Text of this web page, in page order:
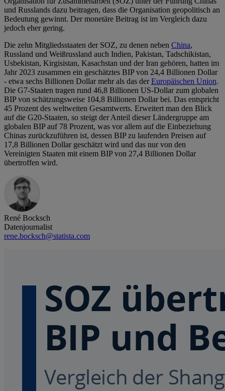
und Russlands dazu beitragen, dass die Organisation geopolitisch an
Bedeutung gewinnt. Der monetäre Beitrag ist im Vergleich dazu
jedoch eher gering.
Die zehn Mitgliedsstaaten der SOZ, zu denen neben China,
Russland und Weißrussland auch Indien, Pakistan, Tadschikistan,
Usbekistan, Kirgisistan, Kasachstan und der Iran gehören, hatten im
Jahr 2023 zusammen ein geschätztes BIP von 24,4 Billionen Dollar
- etwa sechs Billionen Dollar mehr als das derEuropäischen Union.
Die G7-Staaten tragen rund 46,8 Billionen US-Dollar zum globalen
BIP von schätzungsweise 104,8 Billionen Dollar bei. Das entspricht
45 Prozent des weltweiten Gesamtwerts. Erweitert man den Blick
auf die G20-Staaten, so steigt der Anteil dieser Ländergruppe am
globalen BIP auf 78 Prozent, was vor allem auf die Einbeziehung
Chinas zurückzuführen ist, dessen BIP zu laufenden Preisen auf
17,8 Billionen Dollar geschätzt wird und das nur von den
Vereinigten Staaten mit einem BIP von 27,4 Billionen Dollar
übertroffen wird.
René Bocksch
Datenjournalist
rene.bocksch@statista.com